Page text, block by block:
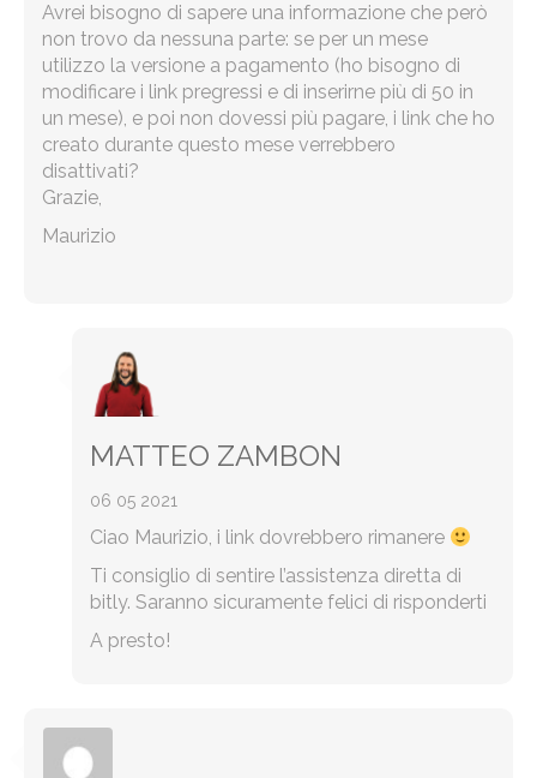
Avrei bisogno di sapere una informazione che però
non trovo da nessuna parte: se per un mese
utilizzo la versione a pagamento (ho bisogno di
modificare i link pregressi e di inserirne più di 50 in
un mese), e poi non dovessi più pagare, i link che ho
creato durante questo mese verrebbero
disattivati?
Grazie,
Maurizio
MATTEO ZAMBON
06 05 2021
Ciao Maurizio, i link dovrebbero rimanere
Ti consiglio di sentire l’assistenza diretta di
bitly. Saranno sicuramente felici di risponderti
A presto!